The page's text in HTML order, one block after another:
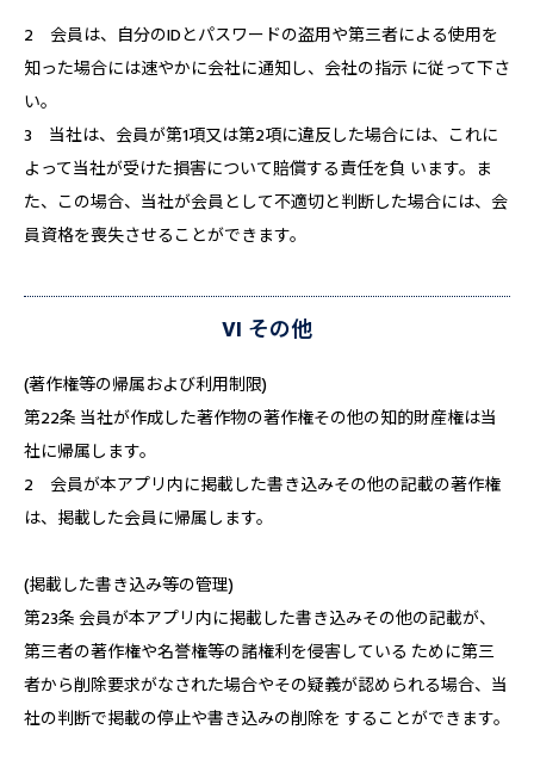
2 会員は、自分のIDとパスワードの盗用や第三者による使用を
知った場合には速やかに会社に通知し、会社の指示 に従って下さ
い。
3 当社は、会員が第1項又は第2項に違反した場合には、これに
よって当社が受けた損害について賠償する責任を負 います。ま
た、この場合、当社が会員として不適切と判断した場合には、会
員資格を喪失させることができます。
VI その他
(著作権等の帰属および利用制限)
第22条 当社が作成した著作物の著作権その他の知的財産権は当
社に帰属します。
2 会員が本アプリ内に掲載した書き込みその他の記載の著作権
は、掲載した会員に帰属します。
(掲載した書き込み等の管理)
第23条 会員が本アプリ内に掲載した書き込みその他の記載が、
第三者の著作権や名誉権等の諸権利を侵害している ために第三
者から削除要求がなされた場合やその疑義が認められる場合、当
社の判断で掲載の停止や書き込みの削除を することができます。